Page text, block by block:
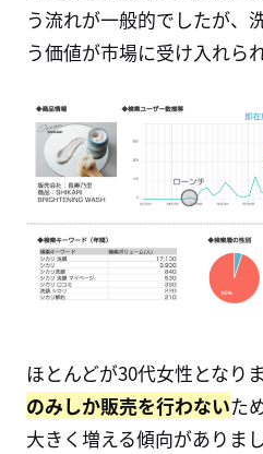
う流れが一般的でしたが、
う価値が市場に受け入れら
ほとんどが30代女性となり
のみしか販売を行わないた
大きく増える傾向がありまし